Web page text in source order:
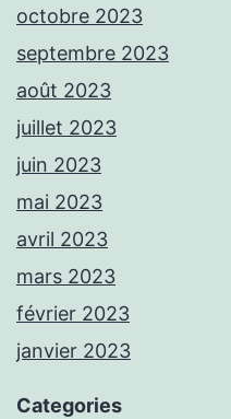
octobre 2023
septembre 2023
août 2023
juillet 2023
juin 2023
mai 2023
avril 2023
mars 2023
février 2023
janvier 2023
Categories